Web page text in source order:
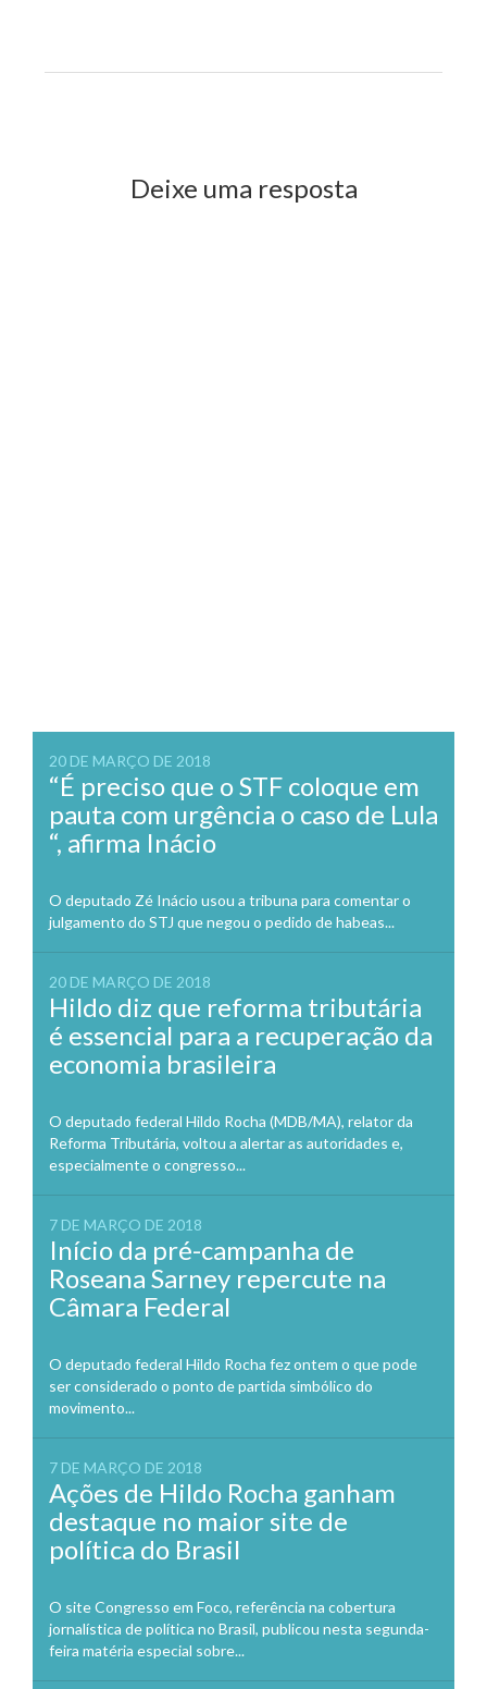
janela)
janela)
Deixe uma resposta
20 DE MARÇO DE 2018
“É preciso que o STF coloque em
pauta com urgência o caso de Lula
“, afirma Inácio
O deputado Zé Inácio usou a tribuna para comentar o
julgamento do STJ que negou o pedido de habeas...
20 DE MARÇO DE 2018
Hildo diz que reforma tributária
é essencial para a recuperação da
economia brasileira
O deputado federal Hildo Rocha (MDB/MA), relator da
Reforma Tributária, voltou a alertar as autoridades e,
especialmente o congresso...
7 DE MARÇO DE 2018
Início da pré-campanha de
Roseana Sarney repercute na
Câmara Federal
O deputado federal Hildo Rocha fez ontem o que pode
ser considerado o ponto de partida simbólico do
movimento...
7 DE MARÇO DE 2018
Ações de Hildo Rocha ganham
destaque no maior site de
política do Brasil
O site Congresso em Foco, referência na cobertura
jornalística de política no Brasil, publicou nesta segunda-
feira matéria especial sobre...